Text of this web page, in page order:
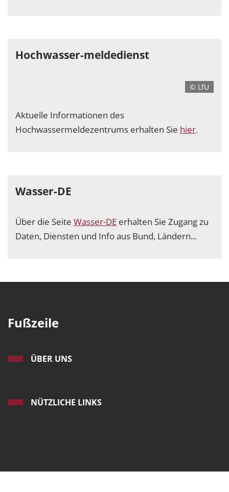
Hochwasser-meldedienst
© LfU
Aktuelle Informationen des
Hochwassermeldezentrums erhalten Sie hier.
Wasser-DE
Über die Seite Wasser-DE erhalten Sie Zugang zu
Daten, Diensten und Info aus Bund, Ländern...
Fußzeile
ÜBER UNS
NÜTZLICHE LINKS